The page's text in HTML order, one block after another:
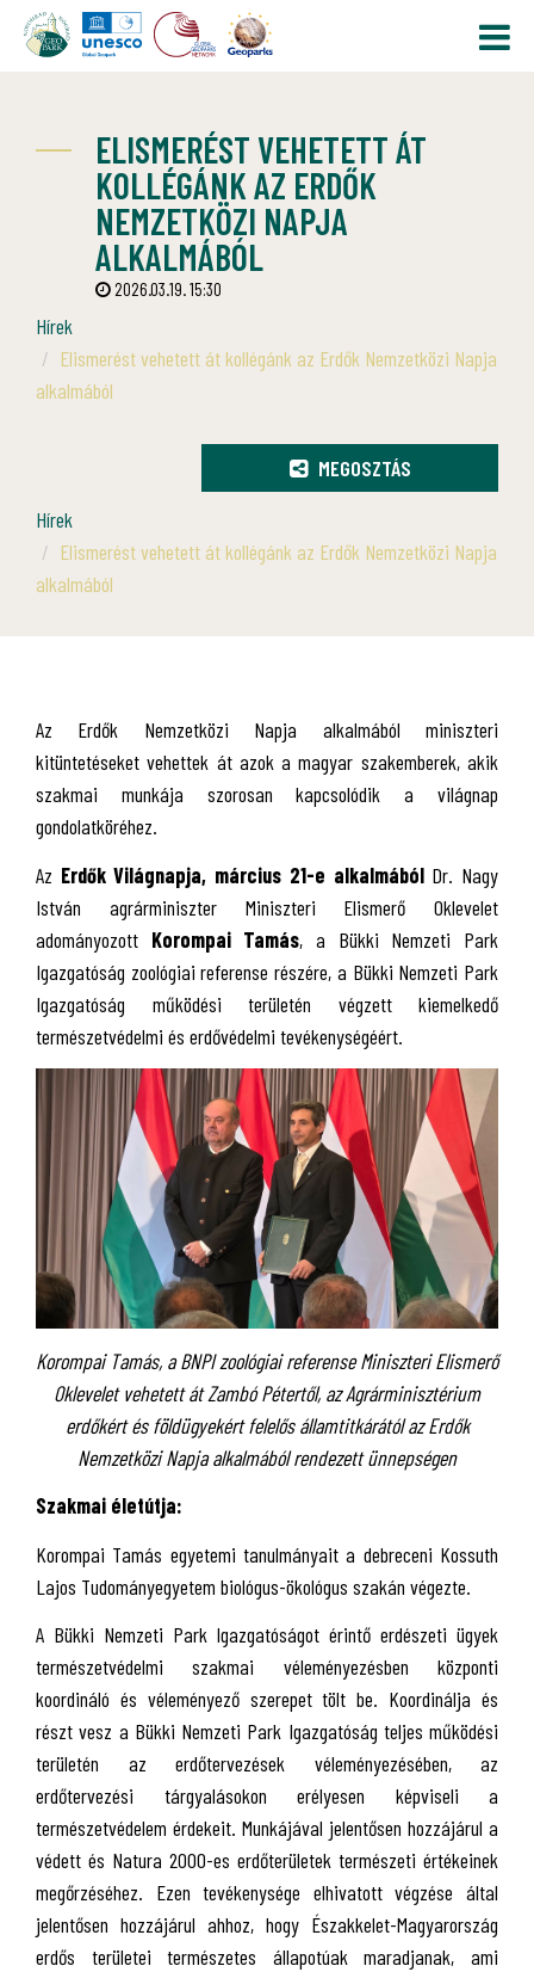
ELISMERÉST VEHETETT ÁT
KOLLÉGÁNK AZ ERDŐK
NEMZETKÖZI NAPJA
ALKALMÁBÓL
2026.03.19. 15:30
Hírek
Elismerést vehetett át kollégánk az Erdők Nemzetközi Napja
alkalmából
MEGOSZTÁS
Hírek
Elismerést vehetett át kollégánk az Erdők Nemzetközi Napja
alkalmából
Az Erdők Nemzetközi Napja alkalmából miniszteri
kitüntetéseket vehettek át azok a magyar szakemberek, akik
szakmai munkája szorosan kapcsolódik a világnap
gondolatköréhez.
Az Erdők Világnapja, március 21-e alkalmábólDr. Nagy
István agrárminiszter Miniszteri Elismerő Oklevelet
adományozott Korompai Tamás, a Bükki Nemzeti Park
Igazgatóság zoológiai referense részére, a Bükki Nemzeti Park
Igazgatóság működési területén végzett kiemelkedő
természetvédelmi és erdővédelmi tevékenységéért.
Korompai Tamás, a BNPI zoológiai referense Miniszteri Elismerő
Oklevelet vehetett át Zambó Pétertől, az Agrárminisztérium
erdőkért és földügyekért felelős államtitkárátólaz Erdők
Nemzetközi Napja alkalmából rendezett ünnepségen
Szakmai életútja:
Korompai Tamás egyetemi tanulmányait a debreceni Kossuth
Lajos Tudományegyetem biológus-ökológus szakán végezte.
A Bükki Nemzeti Park Igazgatóságot érintő erdészeti ügyek
természetvédelmi szakmai véleményezésben központi
koordináló és véleményező szerepet tölt be. Koordinálja és
részt vesz a Bükki Nemzeti Park Igazgatóság teljes működési
területén az erdőtervezések véleményezésében, az
erdőtervezési tárgyalásokon erélyesen képviseli a
természetvédelem érdekeit. Munkájával jelentősen hozzájárul a
védett és Natura 2000-es erdőterületek természeti értékeinek
megőrzéséhez. Ezen tevékenysége elhivatott végzése által
jelentősen hozzájárul ahhoz, hogy Északkelet-Magyarország
erdős területei természetes állapotúak maradjanak, ami